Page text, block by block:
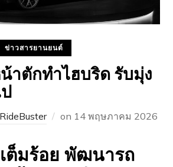
ข่าวสารยานยนต์
น้าตักทำไฮบริด รับมุ่ง
on 14 พฤษภาคม 2026
ต็มร้อย พัฒนารถ